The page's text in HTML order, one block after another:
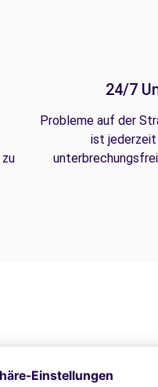
24/7
Probleme auf der
ist jederzeit
| GPS | Umzugs